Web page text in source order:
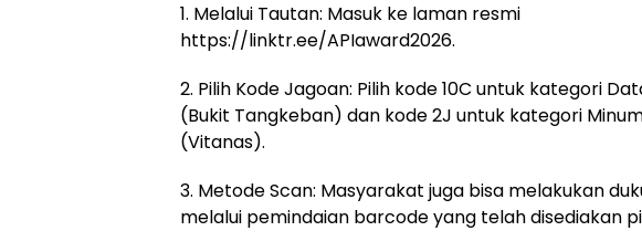
​1. Melalui Tautan: Masuk ke laman resmi
https://linktr.ee/APIaward2026.
​2. Pilih Kode Jagoan: Pilih kode 10C untuk kategori
(Bukit Tangkeban) dan kode 2J untuk kategori
(Vitanas).
​3. Metode Scan: Masyarakat juga bisa melakukan
melalui pemindaian barcode yang telah disediakan